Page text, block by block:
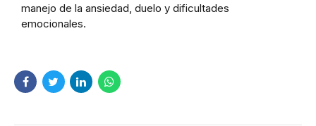
manejo de la ansiedad, duelo y dificultades
emocionales.